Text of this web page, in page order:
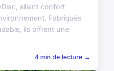
alliant confort
Fabriqués
ils offrent une
4 min de lecture →